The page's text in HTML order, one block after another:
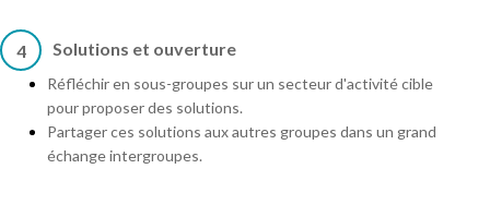
4 Solutions et ouverture
Réfléchir en sous-groupes sur un secteur d'activité cible
pour proposer des solutions.
Partager ces solutions aux autres groupes dans un grand
échange intergroupes.